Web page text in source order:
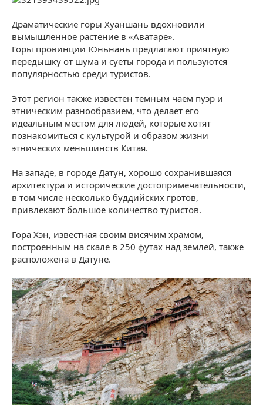
Драматические горы Хуаншань вдохновили
вымышленное растение в «Аватаре».
Горы провинции Юньнань предлагают приятную
передышку от шума и суеты города и пользуются
популярностью среди туристов.
Этот регион также известен темным чаем пуэр и
этническим разнообразием, что делает его
идеальным местом для людей, которые хотят
познакомиться с культурой и образом жизни
этнических меньшинств Китая.
На западе, в городе Датун, хорошо сохранившаяся
архитектура и исторические достопримечательности,
в том числе несколько буддийских гротов,
привлекают большое количество туристов.
Гора Хэн, известная своим висячим храмом,
построенным на скале в 250 футах над землей, также
расположена в Датуне.